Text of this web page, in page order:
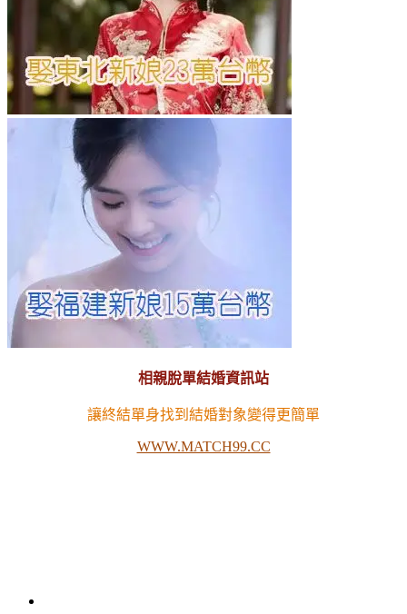
相親脫單結婚資訊站
讓終結單身找到結婚對象變得更簡單
WWW.MATCH99.CC